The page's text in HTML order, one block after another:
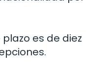
es de diez